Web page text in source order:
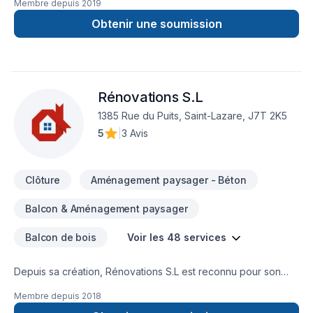
Membre depuis 2019
Obtenir une soumission
Rénovations S.L
1385 Rue du Puits, Saint-Lazare, J7T 2K5
5
3 Avis
Clôture Aménagement paysager - Béton
Balcon & Aménagement paysager
Balcon de bois Voir les 48 services
Depuis sa création, Rénovations S.L est reconnu pour son
Calfeutrage, Carrelage, Clôture, Crépis, Cuisine, Démolition,
Membre depuis 2018